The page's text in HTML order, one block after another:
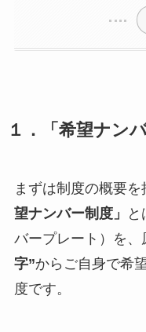
１．「希望ナン
まずは制度の概要を
望ナンバー制度」
バープレート）を、
字”からご自身で希
度です。